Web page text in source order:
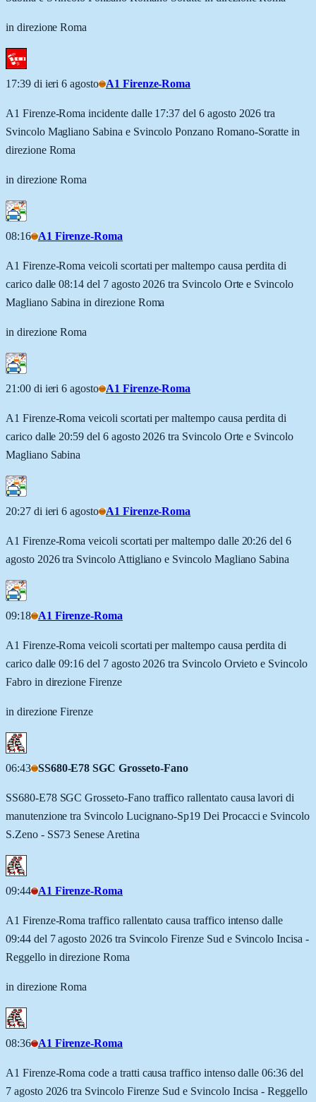
in direzione Roma
17:39 di ieri 6 agosto A1 Firenze-Roma
A1 Firenze-Roma incidente dalle 17:37 del 6 agosto 2026 tra
Svincolo Magliano Sabina e Svincolo Ponzano Romano-Soratte in
direzione Roma
in direzione Roma
08:16 A1 Firenze-Roma
A1 Firenze-Roma veicoli scortati per maltempo causa perdita di
carico dalle 08:14 del 7 agosto 2026 tra Svincolo Orte e Svincolo
Magliano Sabina in direzione Roma
in direzione Roma
21:00 di ieri 6 agosto A1 Firenze-Roma
A1 Firenze-Roma veicoli scortati per maltempo causa perdita di
carico dalle 20:59 del 6 agosto 2026 tra Svincolo Orte e Svincolo
Magliano Sabina
20:27 di ieri 6 agosto A1 Firenze-Roma
A1 Firenze-Roma veicoli scortati per maltempo dalle 20:26 del 6
agosto 2026 tra Svincolo Attigliano e Svincolo Magliano Sabina
09:18 A1 Firenze-Roma
A1 Firenze-Roma veicoli scortati per maltempo causa perdita di
carico dalle 09:16 del 7 agosto 2026 tra Svincolo Orvieto e Svincolo
Fabro in direzione Firenze
in direzione Firenze
06:43 SS680-E78 SGC Grosseto-Fano
SS680-E78 SGC Grosseto-Fano traffico rallentato causa lavori di
manutenzione tra Svincolo Lucignano-Sp19 Dei Procacci e Svincolo
S.Zeno - SS73 Senese Aretina
09:44 A1 Firenze-Roma
A1 Firenze-Roma traffico rallentato causa traffico intenso dalle
09:44 del 7 agosto 2026 tra Svincolo Firenze Sud e Svincolo Incisa -
Reggello in direzione Roma
in direzione Roma
08:36 A1 Firenze-Roma
A1 Firenze-Roma code a tratti causa traffico intenso dalle 06:36 del
7 agosto 2026 tra Svincolo Firenze Sud e Svincolo Incisa - Reggello